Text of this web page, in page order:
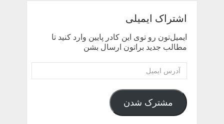
اشتراک ایمیلی
ایمیل‌تون رو توی این کادر پایین وارد کنید تا
مطالب جدید براتون ارسال بشن
آدرس
ایمیل
مشترک شدن